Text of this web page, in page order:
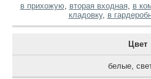
в прихожую, вторая входная, в
кладовку, в
Цвет
белые,